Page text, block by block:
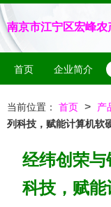
南京市江宁区宏峰农
首页 企业简介
当前位置： 首页 > 产
列科技，赋能计算机软
经纬创荣与
科技，赋